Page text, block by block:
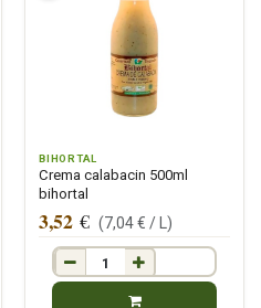
BIHORTAL
Crema calabacin 500ml
bihortal
3,52 € (7,04€ / )